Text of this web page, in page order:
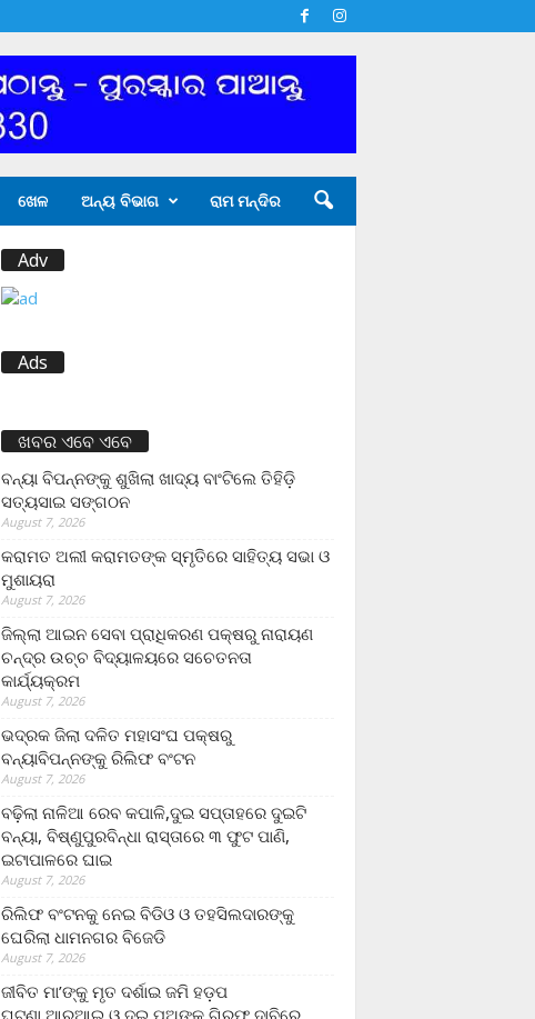
ଖେଳ ଅନ୍ୟ ବିଭାଗ ରାମ ମନ୍ଦିର
Adv
Ads
ଖବର ଏବେ ଏବେ
ବନ୍ୟା ବିପନ୍ନଙ୍କୁ ଶୁଖିଲା ଖାଦ୍ୟ ବାଂଟିଲେ ତିହିଡି଼
ସତ୍ୟସାଇ ସଙ୍ଗଠନ
August 7, 2026
କରାମତ ଅଲୀ କରାମତଙ୍କ ସ୍ମୃତିରେ ସାହିତ୍ୟ ସଭା ଓ
ମୁଶାୟରା
August 7, 2026
ଜିଲ୍ଲା ଆଇନ ସେବା ପ୍ରାଧିକରଣ ପକ୍ଷରୁ ନାରାୟଣ
ଚନ୍ଦ୍ର ଉଚ୍ଚ ବିଦ୍ୟାଳୟରେ ସଚେତନତା
କାର୍ଯ୍ୟକ୍ରମ
August 7, 2026
ଭଦ୍ରକ ଜିଲା ଦଳିତ ମହାସଂଘ ପକ୍ଷରୁ
ବନ୍ୟାବିପନ୍ନଙ୍କୁ ରିଲିଫ ବଂଟନ
August 7, 2026
ବଢ଼ିଲା ନାଳିଆ ରେବ କପାଳି,ଦୁଇ ସପ୍ତାହରେ ଦୁଇଟି
ବନ୍ୟା, ବିଷ୍ଣୁପୁରବିନ୍ଧା ରାସ୍ତାରେ ୩ ଫୁଟ ପାଣି,
ଇଟାପାଳରେ ଘାଇ
August 7, 2026
ରିଲିଫ ବଂଟନକୁ ନେଇ ବିଡିଓ ଓ ତହସିଲଦାରଙ୍କୁ
ଘେରିଲା ଧାମନଗର ବିଜେଡି
August 7, 2026
ଜୀବିତ ମା’ଙ୍କୁ ମୃତ ଦର୍ଶାଇ ଜମି ହଡ଼ପ
ଘଟଣା,ଆରଆଇ ଓ ଦୁଇ ପୁଅଙ୍କ ଗିରଫ ଦାବିରେ